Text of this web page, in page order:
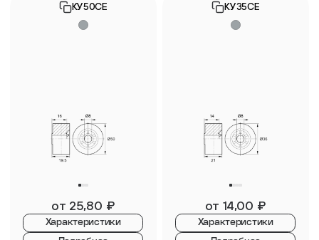
КУ50СЕ
от 25,80 ₽
Характеристики
КУ35СЕ
от 14,00 ₽
Характеристики